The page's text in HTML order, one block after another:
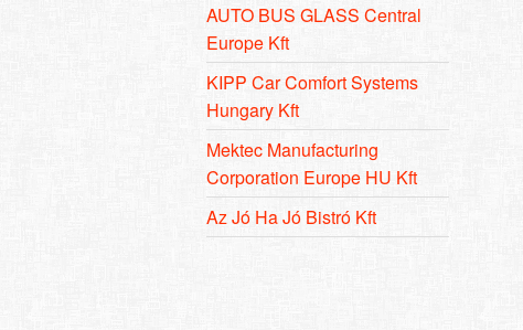
AUTO BUS GLASS Central
Europe Kft
KIPP Car Comfort Systems
Hungary Kft
Mektec Manufacturing
Corporation Europe HU Kft
Az Jó Ha Jó Bistró Kft